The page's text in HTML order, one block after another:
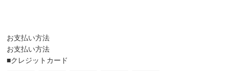
お支払い方法
お支払い方法
■クレジットカード